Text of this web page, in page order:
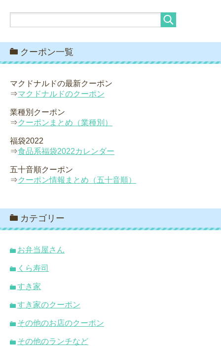
クーポン一覧
マクドナルドの最新クーポン
⇒マクドナルドのクーポン
業種別クーポン
⇒クーポンまとめ（業種別）
福袋2022
⇒食品系福袋2022カレンダー
五十音順クーポン
⇒クーポン情報まとめ（五十音順）
カテゴリー
お弁当屋さん
くら寿司
すき家
すき家のクーポン
その他のお店のクーポン
その他のランチなど